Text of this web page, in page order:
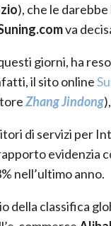
), che le
va
giorni, ha
il sito online
Zhang Jindong
di servizi per
evidenzia
nell’ultimo anno.
della classifica